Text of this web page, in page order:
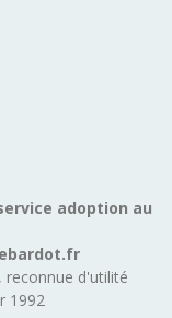
adoption au
d'utilité
1992